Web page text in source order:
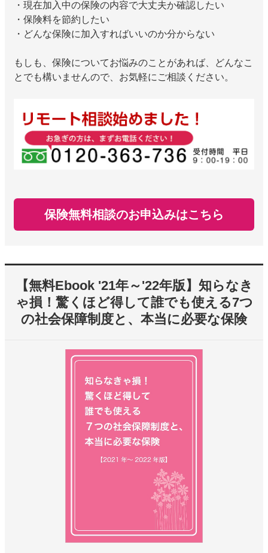
・現在加入中の保険の内容で大丈夫か確認したい
・保険料を節約したい
・どんな保険に加入すればいいのか分からない
もしも、保険についてお悩みのことがあれば、どんなこ
とでも構いませんので、お気軽にご相談ください。
保険無料相談のお申込みはこちら
【無料Ebook '21年～'22年版】知らなき
ゃ損！驚くほど得して誰でも使える7つ
の社会保障制度と、本当に必要な保険